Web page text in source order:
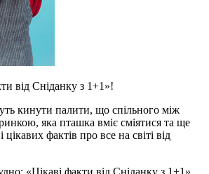
від Сніданку з 1+1»!
кинути палити, що спільного між
яка пташка вміє сміятися та ще
фактів про все на світі від
«Цікаві факти від Сніданку з 1+1»